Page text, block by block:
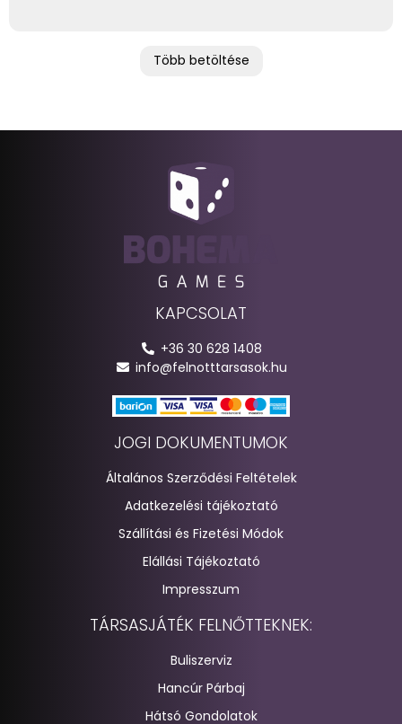
Több betöltése
KAPCSOLAT
+36 30 628 1408
info@felnotttarsasok.hu
JOGI DOKUMENTUMOK
Általános Szerződési Feltételek
Adatkezelési tájékoztató
Szállítási és Fizetési Módok
Elállási Tájékoztató
Impresszum
TÁRSASJÁTÉK FELNŐTTEKNEK:
Buliszerviz
Hancúr Párbaj
Hátsó Gondolatok